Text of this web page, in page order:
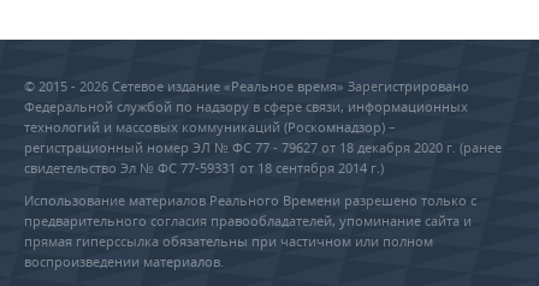
© 2015 - 2026 Сетевое издание «Реальное время» Зарегистрировано
Федеральной службой по надзору в сфере связи, информационных
технологий и массовых коммуникаций (Роскомнадзор) –
регистрационный номер ЭЛ № ФС 77 - 79627 от 18 декабря 2020 г. (ранее
свидетельство Эл № ФС 77-59331 от 18 сентября 2014 г.)
Использование материалов Реального Времени разрешено только с
предварительного согласия правообладателей, упоминание сайта и
прямая гиперссылка обязательны при частичном или полном
воспроизведении материалов.